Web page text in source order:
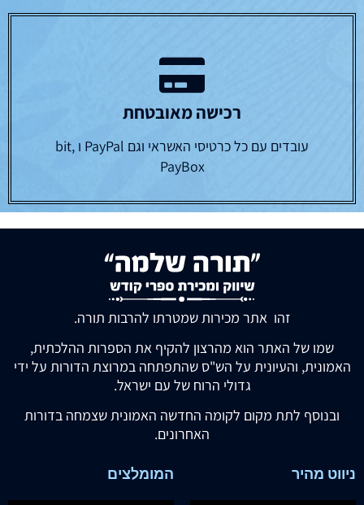
רכישה מאובטחת
עובדים עם כל כרטיסי האשראי וגם PayPal ו bit,
PayBox
זהו אתר מכירות שמטרתו להרבות תורה.
שמו של האתר הוא מהרצון להקיף את הספרות ההלכתית,
האמונית, והעיונית על הש"ס שהתפתחה במרוצת הדורות על ידי
גדולי הרוח של עם ישראל.
ובנוסף לתת מקום לקומה החדשה האמונית שצמחה בדורות
האחרונים.
ניווט מהיר המומלצים